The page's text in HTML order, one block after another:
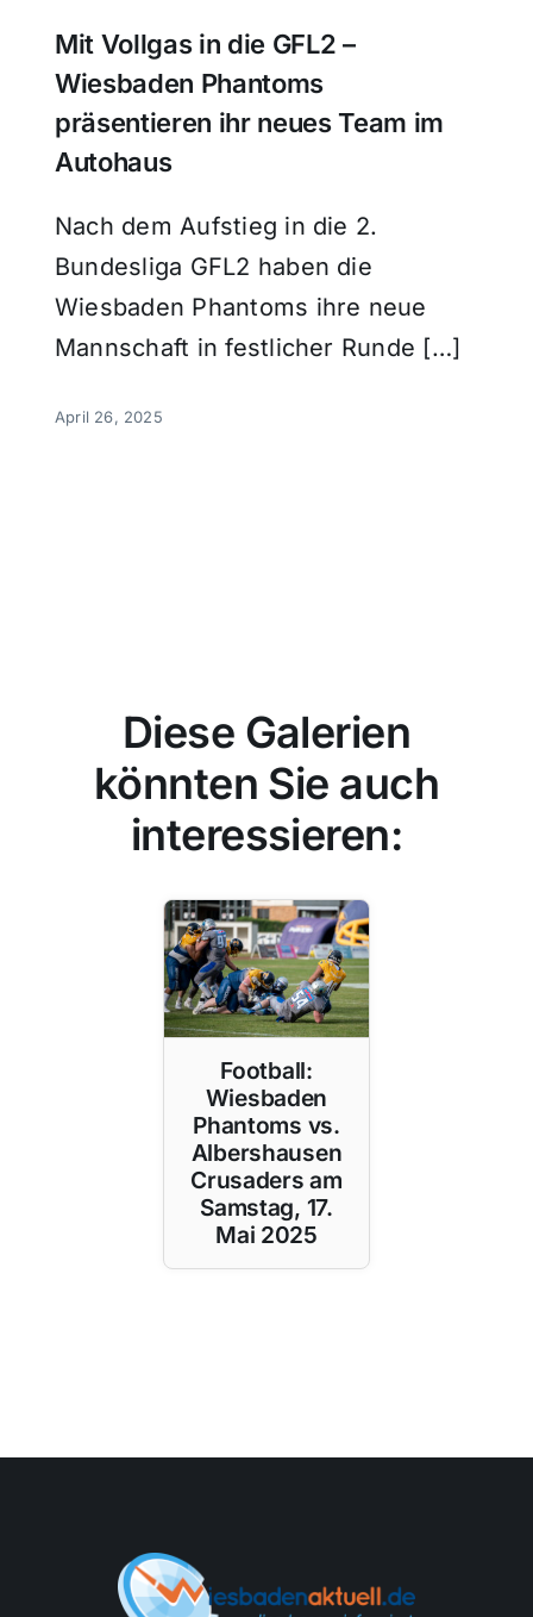
Mit Vollgas in die GFL2 –
Wiesbaden Phantoms
präsentieren ihr neues Team im
Autohaus
Nach dem Aufstieg in die 2.
Bundesliga GFL2 haben die
Wiesbaden Phantoms ihre neue
Mannschaft in festlicher Runde […]
April 26, 2025
Diese Galerien
könnten Sie auch
interessieren:
Football:
Wiesbaden
Phantoms vs.
Albershausen
Crusaders am
Samstag, 17.
Mai 2025